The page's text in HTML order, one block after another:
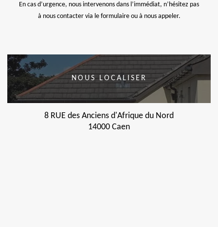
En cas d’urgence, nous intervenons dans l’immédiat, n’hésitez pas
à nous contacter via le formulaire ou à nous appeler.
NOUS LOCALISER
8 RUE des Anciens d'Afrique du Nord
14000 Caen